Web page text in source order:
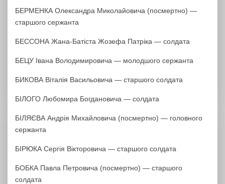
БЕРМЕНКА Олександра Миколайовича (посмертно) —
старшого сержанта
БЕССОНА Жана-Батіста Жозефа Патріка — солдата
БЕЦУ Івана Володимировича — молодшого сержанта
БИКОВА Віталія Васильовича — старшого солдата
БІЛОГО Любомира Богдановича — солдата
БІЛЯЄВА Андрія Михайловича (посмертно) — головного
сержанта
БІРЮКА Сергія Вікторовича — старшого солдата
БОБКА Павла Петровича (посмертно) — старшого
солдата